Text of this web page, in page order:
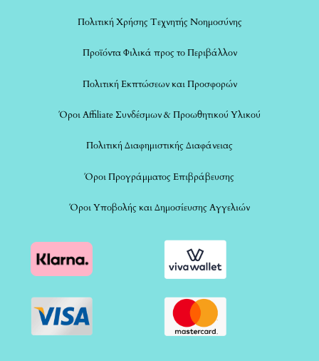
Πολιτική Χρήσης Τεχνητής Νοημοσύνης
Προϊόντα Φιλικά προς το Περιβάλλον
Πολιτική Εκπτώσεων και Προσφορών
Όροι Affiliate Συνδέσμων & Προωθητικού Υλικού
Πολιτική Διαφημιστικής Διαφάνειας
Όροι Προγράμματος Επιβράβευσης
Όροι Υποβολής και Δημοσίευσης Αγγελιών